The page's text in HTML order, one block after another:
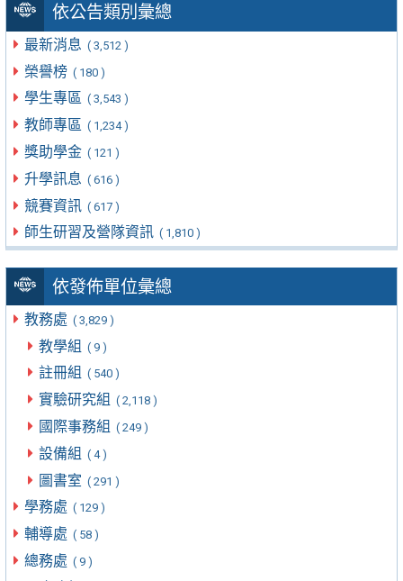
依公告類別彙總
最新消息 ( 3,512 )
榮譽榜 ( 180 )
學生專區 ( 3,543 )
教師專區 ( 1,234 )
獎助學金 ( 121 )
升學訊息 ( 616 )
競賽資訊 ( 617 )
師生研習及營隊資訊 ( 1,810 )
依發佈單位彙總
教務處 ( 3,829 )
教學組 ( 9 )
註冊組 ( 540 )
實驗研究組 ( 2,118 )
國際事務組 ( 249 )
設備組 ( 4 )
圖書室 ( 291 )
學務處 ( 129 )
輔導處 ( 58 )
總務處 ( 9 )